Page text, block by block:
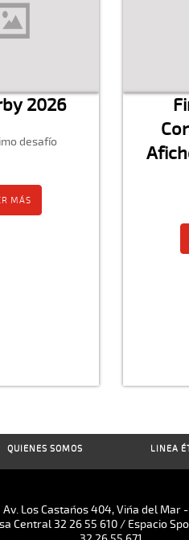
2026
desafío
MÁS
QUIENES SOMOS LINEA
Av. Los Castaños 404, Viña del Mar -
Central 32 26 55 610 / Espacio